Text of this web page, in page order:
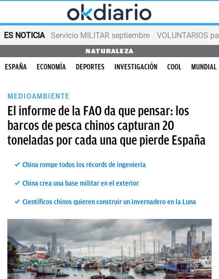
ES NOTICIA Servicio MILITAR septiembre VOLUNTARIOS
NATURALEZA
ESPAÑA ECONOMÍA DEPORTES INVESTIGACIÓN COOL MUNDIAL
MEDIOAMBIENTE
El informe de la FAO da que pensar: los
barcos de pesca chinos capturan 20
toneladas por cada una que pierde España
China rompe todos los récords de ingeniería
China crea una base militar en el exterior
Científicos chinos quieren construir un invernadero en la Luna